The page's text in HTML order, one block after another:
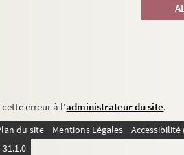
erreur à l'administrateur du site.
du site Mentions Légales
31.1.0